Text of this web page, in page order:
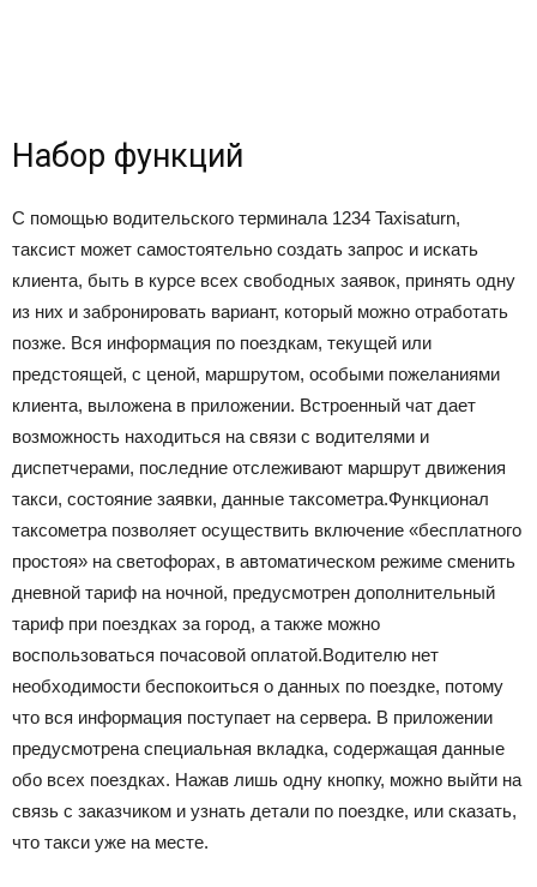
Набор функций
С помощью водительского терминала 1234 Taxisaturn,
таксист может самостоятельно создать запрос и искать
клиента, быть в курсе всех свободных заявок, принять одну
из них и забронировать вариант, который можно отработать
позже. Вся информация по поездкам, текущей или
предстоящей, с ценой, маршрутом, особыми пожеланиями
клиента, выложена в приложении. Встроенный чат дает
возможность находиться на связи с водителями и
диспетчерами, последние отслеживают маршрут движения
такси, состояние заявки, данные таксометра.Функционал
таксометра позволяет осуществить включение «бесплатного
простоя» на светофорах, в автоматическом режиме сменить
дневной тариф на ночной, предусмотрен дополнительный
тариф при поездках за город, а также можно
воспользоваться почасовой оплатой.Водителю нет
необходимости беспокоиться о данных по поездке, потому
что вся информация поступает на сервера. В приложении
предусмотрена специальная вкладка, содержащая данные
обо всех поездках. Нажав лишь одну кнопку, можно выйти на
связь с заказчиком и узнать детали по поездке, или сказать,
что такси уже на месте.